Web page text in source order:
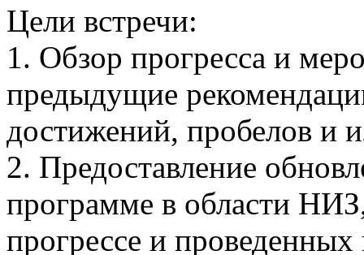
Цели встречи:
1. Обзор прогресса и
предыдущие
достижений, пробелов и
2. Предоставление
программе в области
прогрессе и